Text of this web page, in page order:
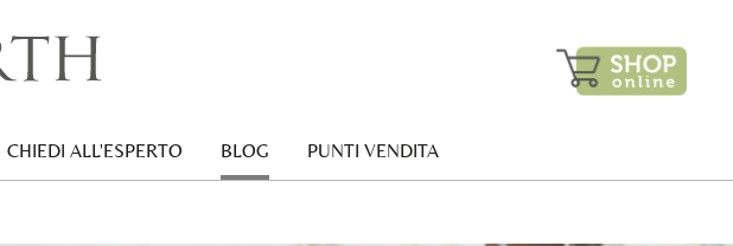
CHIEDI ALL'ESPERTO BLOG PUNTI VENDITA